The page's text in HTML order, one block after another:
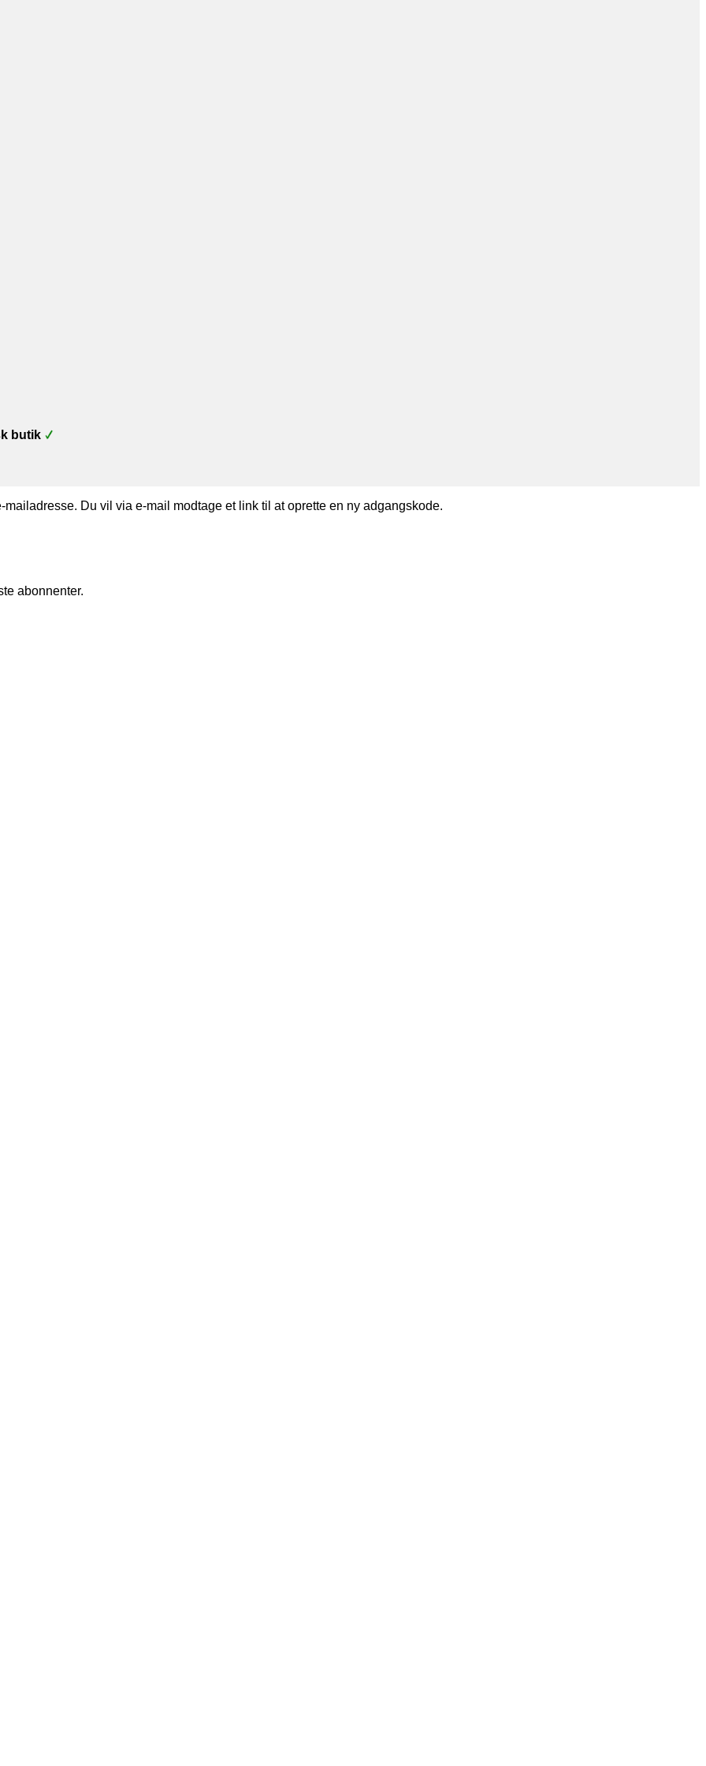
butik
Du vil via e-mail modtage et link til at oprette en ny adgangskode.
abonnenter.